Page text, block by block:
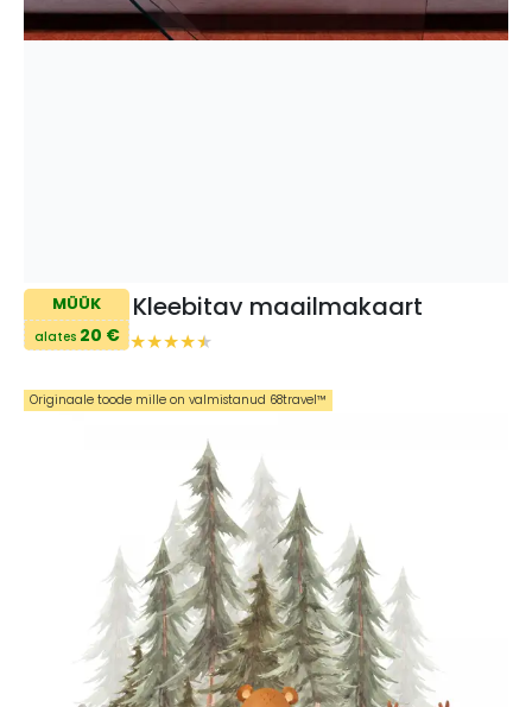
MÜÜK
alates20 €
Kleebitav maailmakaart
Originaale toode mille on valmistanud 68travel™️